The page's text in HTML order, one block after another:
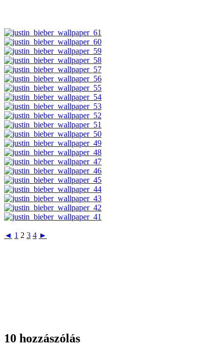
◄ 1 2 3 4 ►
10 hozzászólás